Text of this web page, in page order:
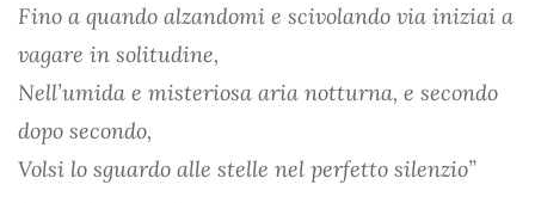
Fino a quando alzandomi e scivolando via iniziai a
vagare in solitudine,
Nell’umida e misteriosa aria notturna, e secondo
dopo secondo,
Volsi lo sguardo alle stelle nel perfetto silenzio”